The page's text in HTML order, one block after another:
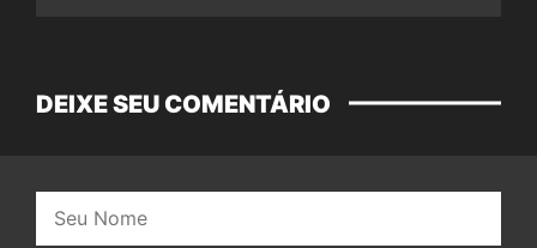
DEIXE SEU COMENTÁRIO